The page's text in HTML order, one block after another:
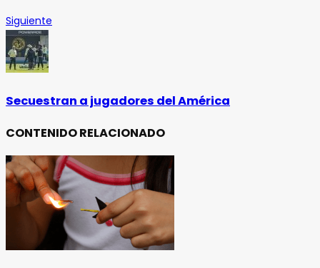
Siguiente
Secuestran a jugadores del América
CONTENIDO RELACIONADO